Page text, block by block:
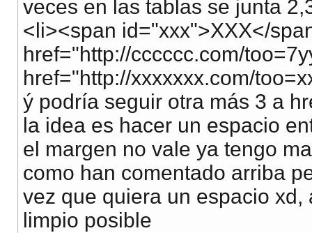
veces en las tablas se junta
<li><span id="xxx">XXX</
href="http://cccccc.com/
href="http://xxxxxxx.com/
ý podría seguir otra más 3 a
la idea es hacer un espacio
el margen no vale ya tengo
como han comentado arriba
vez que quiera un espacio
limpio posible